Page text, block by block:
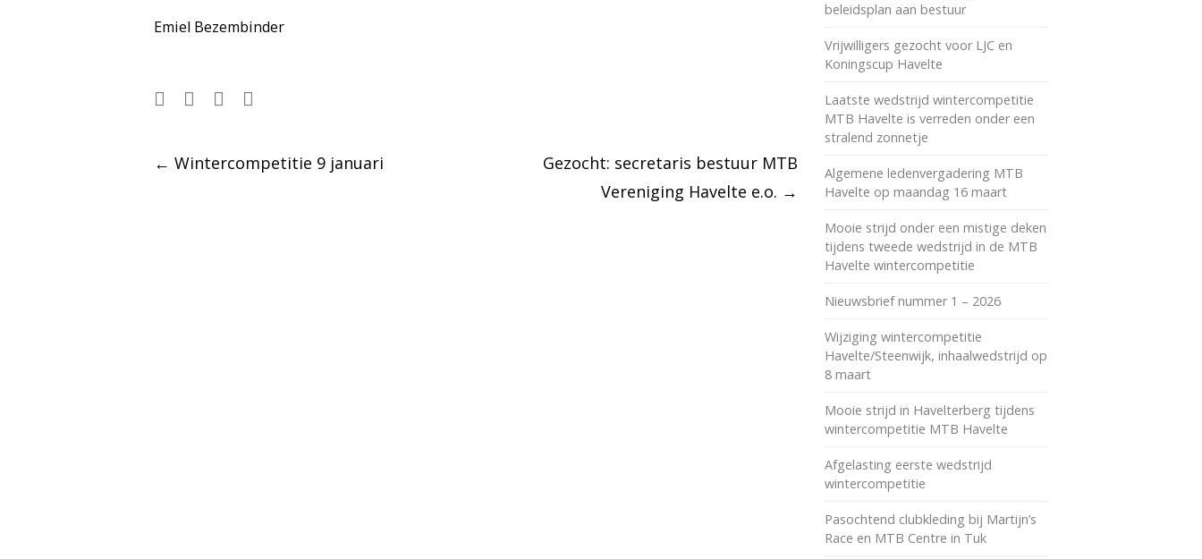
Emiel Bezembinder
Post
← Wintercompetitie 9 januari
Gezocht: secretaris bestuur MTB
Vereniging Havelte e.o. →
beleidsplan aan bestuur
Vrijwilligers gezocht voor LJC en
Koningscup Havelte
Laatste wedstrijd wintercompetitie
MTB Havelte is verreden onder een
stralend zonnetje
Algemene ledenvergadering MTB
Havelte op maandag 16 maart
Mooie strijd onder een mistige deken
tijdens tweede wedstrijd in de MTB
Havelte wintercompetitie
Nieuwsbrief nummer 1 – 2026
Wijziging wintercompetitie
Havelte/Steenwijk, inhaalwedstrijd op
8 maart
Mooie strijd in Havelterberg tijdens
wintercompetitie MTB Havelte
Afgelasting eerste wedstrijd
wintercompetitie
Pasochtend clubkleding bij Martijn’s
Race en MTB Centre in Tuk